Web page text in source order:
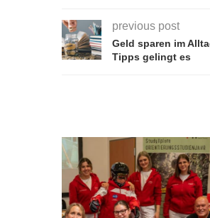
previous post
Geld sparen im
Tipps gelingt es